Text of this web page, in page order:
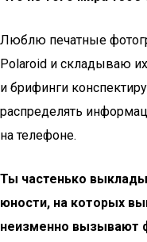
Люблю печатные
Polaroid и складываю
и брифинги
распределять
на телефоне.
Ты частенько
юности, на которых
неизменно вызывают